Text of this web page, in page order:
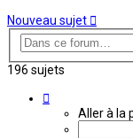
Nouveau sujet
196 sujets
Aller à la